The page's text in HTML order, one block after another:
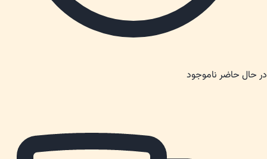
در حال حاضر ناموجود